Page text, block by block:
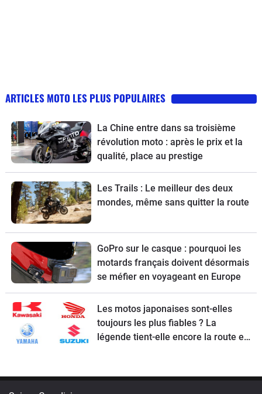
ARTICLES MOTO LES PLUS POPULAIRES
La Chine entre dans sa troisième
révolution moto : après le prix et la
qualité, place au prestige
Les Trails : Le meilleur des deux
mondes, même sans quitter la route
GoPro sur le casque : pourquoi les
motards français doivent désormais
se méfier en voyageant en Europe
Les motos japonaises sont-elles
toujours les plus fiables ? La
légende tient-elle encore la route en